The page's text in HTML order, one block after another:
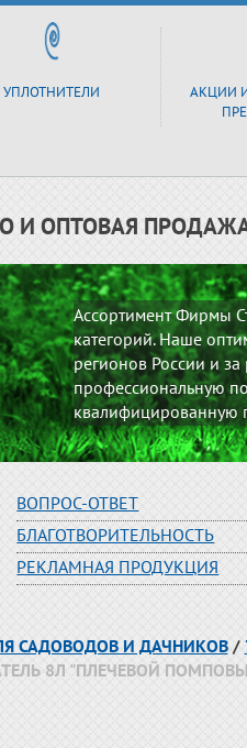
УПЛОТНИТЕЛИ
АКЦИИ
И ОПТОВАЯ
Ассортимент Фирмы
категорий. Наше
регионов России и
профессиональную
квалифицированную
ВОПРОС-ОТВЕТ
БЛАГОТВОРИТЕЛЬНОСТЬ
РЕКЛАМНАЯ ПРОДУКЦИЯ
САДОВОДОВ И ДАЧНИКОВ/
8Л "ПЛЕЧЕВОЙ